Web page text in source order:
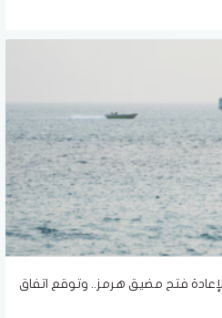
فتح مضيق هرمز.. وتوقع اتفاق